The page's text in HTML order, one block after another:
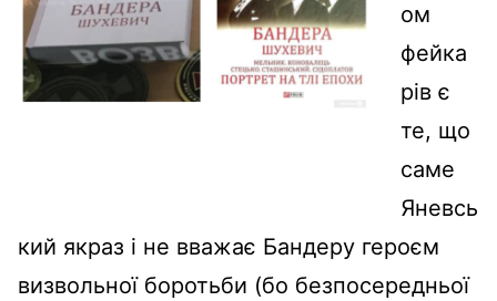
ом
фейка
рів є
те, що
саме
Яневсь
кий якраз і не вважає Бандеру героєм
визвольної боротьби (бо безпосередньої